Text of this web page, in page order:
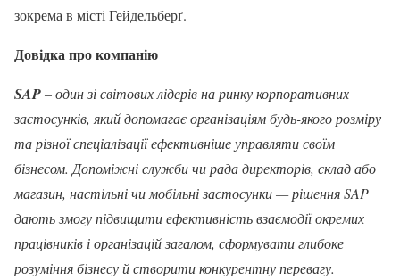
зокрема в місті Гейдельберґ.
Довідка про компанію
SAP– один зі світових лідерів на ринку корпоративних
застосунків, який допомагає організаціям будь-якого розміру
та різної спеціалізації ефективніше управляти своїм
бізнесом. Допоміжні служби чи рада директорів, склад або
магазин, настільні чи мобільні застосунки — рішення SAP
дають змогу підвищити ефективність взаємодії окремих
працівників і організацій загалом, сформувати глибоке
розуміння бізнесу й створити конкурентну перевагу.